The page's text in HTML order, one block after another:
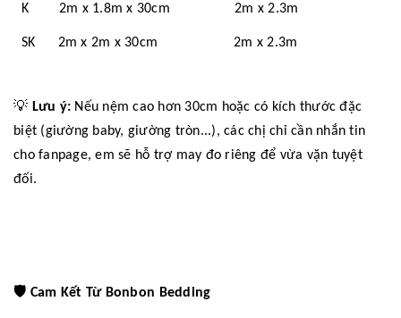
K 2m x 1.8m x 30cm 2m x 2.3m
SK 2m x 2m x 30cm 2m x 2.3m
💡 Lưu ý: Nếu nệm cao hơn 30cm hoặc có kích thước đặc
biệt (giường baby, giường tròn...), các chị chỉ cần nhắn tin
cho fanpage, em sẽ hỗ trợ may đo riêng để vừa vặn tuyệt
đối.
🛡️ Cam Kết Từ Bonbon Bedding